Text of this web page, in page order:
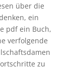
über die
ein
pdf ein Buch,
verfolgende
zu